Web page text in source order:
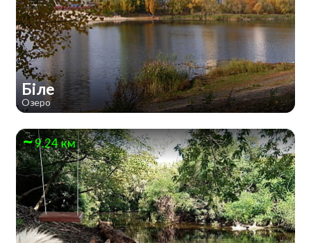
Біле
Озеро
9.24 км